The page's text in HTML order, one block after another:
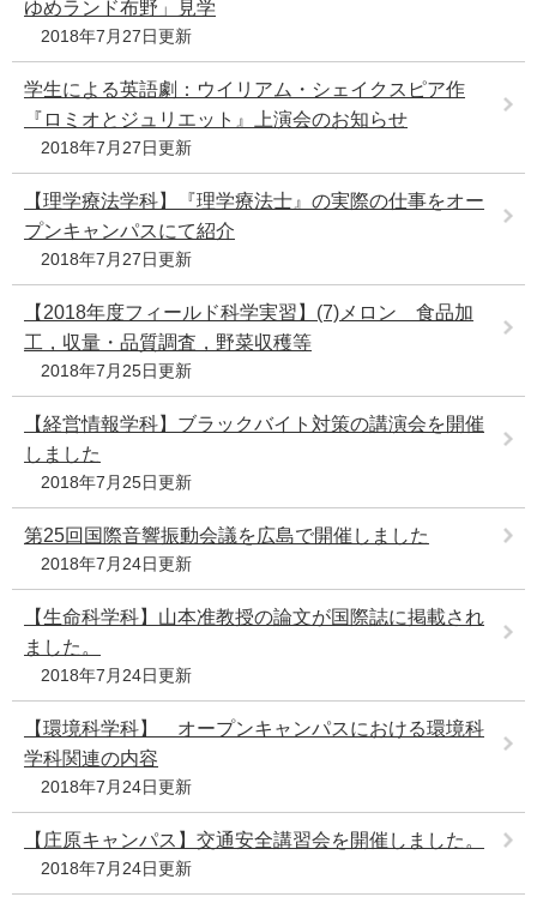
ゆめランド布野」見学
2018年7月27日更新
学生による英語劇：ウイリアム・シェイクスピア作
『ロミオとジュリエット』上演会のお知らせ
2018年7月27日更新
【理学療法学科】『理学療法士』の実際の仕事をオー
プンキャンパスにて紹介
2018年7月27日更新
【2018年度フィールド科学実習】(7)メロン 食品加
工，収量・品質調査，野菜収穫等
2018年7月25日更新
【経営情報学科】ブラックバイト対策の講演会を開催
しました
2018年7月25日更新
第25回国際音響振動会議を広島で開催しました
2018年7月24日更新
【生命科学科】山本准教授の論文が国際誌に掲載され
ました。
2018年7月24日更新
【環境科学科】 オープンキャンパスにおける環境科
学科関連の内容
2018年7月24日更新
【庄原キャンパス】交通安全講習会を開催しました。
2018年7月24日更新